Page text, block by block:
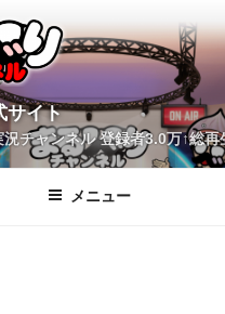
公式サイト
チャンネル 登録者3.0万↑総再生
メニュー